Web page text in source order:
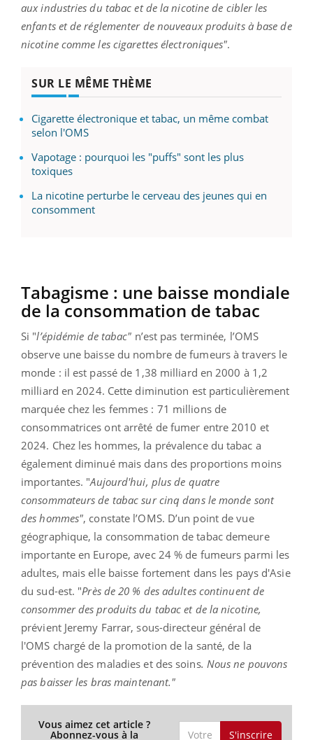
aux industries du tabac et de la nicotine de cibler les
enfants et de réglementer de nouveaux produits à base de
nicotine comme les cigarettes électroniques".
SUR LE MÊME THÈME
Cigarette électronique et tabac, un même combat
selon l'OMS
Vapotage : pourquoi les "puffs" sont les plus
toxiques
La nicotine perturbe le cerveau des jeunes qui en
consomment
Tabagisme : une baisse mondiale
de la consommation de tabac
Si "l’épidémie de tabac" n’est pas terminée, l’OMS
observe une baisse du nombre de fumeurs à travers le
monde : il est passé de 1,38 milliard en 2000 à 1,2
milliard en 2024. Cette diminution est particulièrement
marquée chez les femmes : 71 millions de
consommatrices ont arrêté de fumer entre 2010 et
2024. Chez les hommes, la prévalence du tabac a
également diminué mais dans des proportions moins
importantes. "Aujourd'hui, plus de quatre
consommateurs de tabac sur cinq dans le monde sont
des hommes", constate l’OMS. D’un point de vue
géographique, la consommation de tabac demeure
importante en Europe, avec 24 % de fumeurs parmi les
adultes, mais elle baisse fortement dans les pays d'Asie
du sud-est. "Près de 20 % des adultes continuent de
consommer des produits du tabac et de la nicotine,
prévient Jeremy Farrar, sous-directeur général de
l'OMS chargé de la promotion de la santé, de la
prévention des maladies et des soins. Nous ne pouvons
pas baisser les bras maintenant."
Vous aimez cet article ?
Abonnez-vous à la S'inscrire